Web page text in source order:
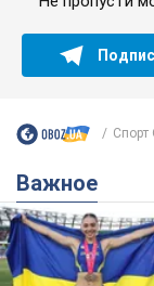
Спорт
Важное